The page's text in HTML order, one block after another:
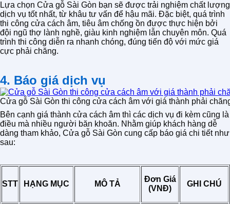
Lựa chọn Cửa gỗ Sài Gòn bạn sẽ được trải nghiệm chất lượng
dịch vụ tốt nhất, từ khâu tư vấn để hậu mãi. Đặc biệt, quá trình
thi công cửa cách âm, tiêu âm chống ồn được thực hiện bởi
đội ngũ thợ lành nghề, giàu kinh nghiệm lẫn chuyên môn. Quá
trình thi công diễn ra nhanh chóng, đúng tiến độ với mức giá
cực phải chăng.
4. Báo giá dịch vụ
Cửa gỗ Sài Gòn thi công cửa cách âm với giá thành phải
Bên cạnh giá thành cửa cách âm thì các dịch vụ đi kèm cũng là
điều mà nhiều người băn khoăn. Nhằm giúp khách hàng dễ
dàng tham khảo, Cửa gỗ Sài Gòn cung cấp báo giá chi tiết như
sau:
STT HẠNG MỤC MÔ TẢ
Đơn Giá
(VNĐ)
GHI CHÚ